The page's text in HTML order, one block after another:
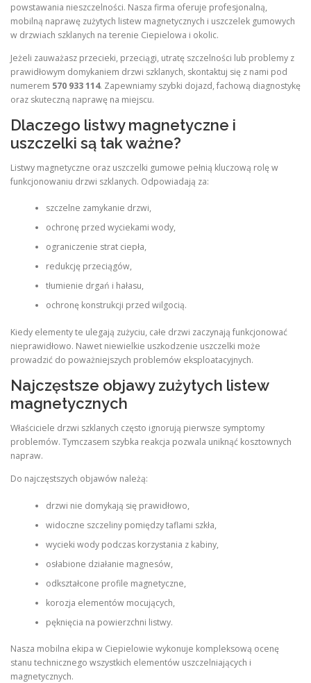
powstawania nieszczelności. Nasza firma oferuje profesjonalną,
mobilną naprawę zużytych listew magnetycznych i uszczelek gumowych
w drzwiach szklanych na terenie Ciepielowa i okolic.
Jeżeli zauważasz przecieki, przeciągi, utratę szczelności lub problemy z
prawidłowym domykaniem drzwi szklanych, skontaktuj się z nami pod
numerem 570 933 114. Zapewniamy szybki dojazd, fachową diagnostykę
oraz skuteczną naprawę na miejscu.
Dlaczego listwy magnetyczne i
uszczelki są tak ważne?
Listwy magnetyczne oraz uszczelki gumowe pełnią kluczową rolę w
funkcjonowaniu drzwi szklanych. Odpowiadają za:
szczelne zamykanie drzwi,
ochronę przed wyciekami wody,
ograniczenie strat ciepła,
redukcję przeciągów,
tłumienie drgań i hałasu,
ochronę konstrukcji przed wilgocią.
Kiedy elementy te ulegają zużyciu, całe drzwi zaczynają funkcjonować
nieprawidłowo. Nawet niewielkie uszkodzenie uszczelki może
prowadzić do poważniejszych problemów eksploatacyjnych.
Najczęstsze objawy zużytych listew
magnetycznych
Właściciele drzwi szklanych często ignorują pierwsze symptomy
problemów. Tymczasem szybka reakcja pozwala uniknąć kosztownych
napraw.
Do najczęstszych objawów należą:
drzwi nie domykają się prawidłowo,
widoczne szczeliny pomiędzy taflami szkła,
wycieki wody podczas korzystania z kabiny,
osłabione działanie magnesów,
odkształcone profile magnetyczne,
korozja elementów mocujących,
pęknięcia na powierzchni listwy.
Nasza mobilna ekipa w Ciepielowie wykonuje kompleksową ocenę
stanu technicznego wszystkich elementów uszczelniających i
magnetycznych.